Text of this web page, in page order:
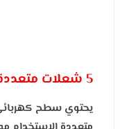
5 شعلات متعددة الاستخدام